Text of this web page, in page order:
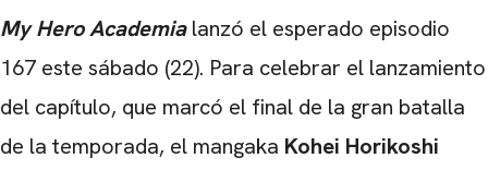
My Hero Academialanzó el esperado episodio
167 este sábado (22). Para celebrar el lanzamiento
del capítulo, que marcó el final de la gran batalla
de la temporada, el mangaka Kohei Horikoshi